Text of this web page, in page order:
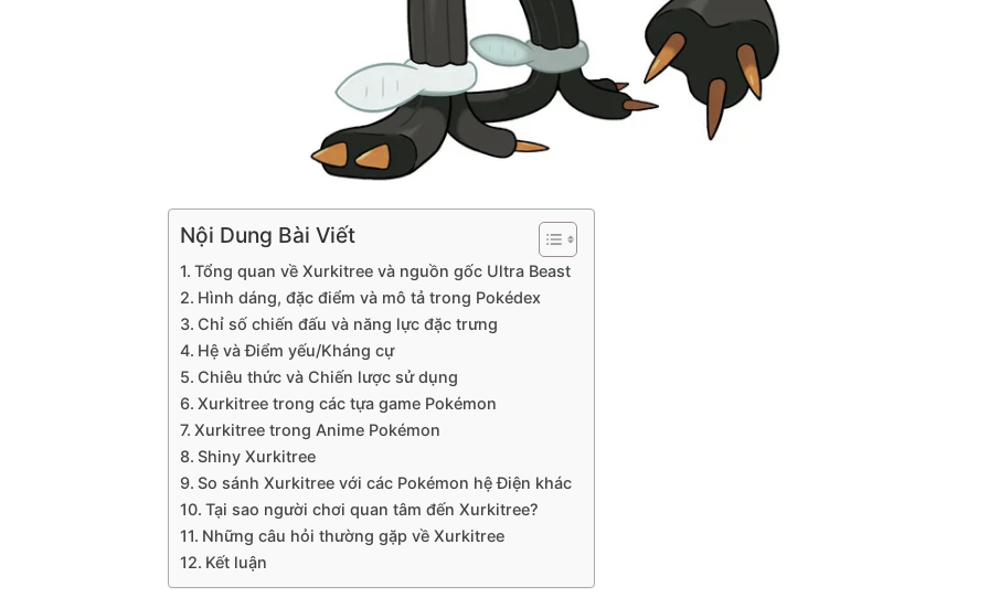
Nội Dung Bài Viết
Tổng quan về Xurkitree và nguồn gốc Ultra Beast
Hình dáng, đặc điểm và mô tả trong Pokédex
Chỉ số chiến đấu và năng lực đặc trưng
Hệ và Điểm yếu/Kháng cự
Chiêu thức và Chiến lược sử dụng
Xurkitree trong các tựa game Pokémon
Xurkitree trong Anime Pokémon
Shiny Xurkitree
So sánh Xurkitree với các Pokémon hệ Điện khác
Tại sao người chơi quan tâm đến Xurkitree?
Những câu hỏi thường gặp về Xurkitree
Kết luận